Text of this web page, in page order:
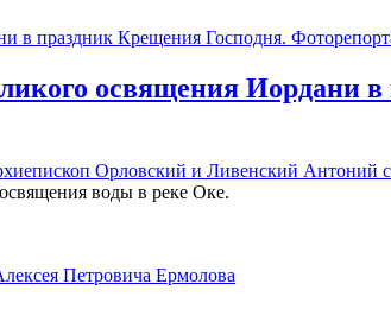
освящения Иордани
Орловский и Ливенский Антоний
воды в реке Оке.